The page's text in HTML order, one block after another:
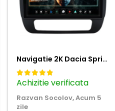
Navigatie 2K Dacia Spring (2021- Prezent), Android, S-Quadcore / 4GB RAM + 64GB ROM, 9.5 Inch - AD-BGS90042K+AD-BGRKIT366V4s
Achizitie verificata
Razvan Socolov,Acum 5
zile